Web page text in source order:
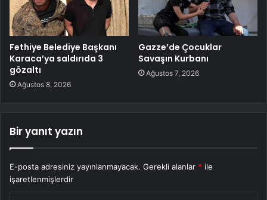
Fethiye Belediye Başkanı
Karaca’ya saldırıda 3
gözaltı
Ağustos 8, 2026
Gazze’de Çocuklar
Savaşın Kurbanı
Ağustos 7, 2026
Bir yanıt yazın
E-posta adresiniz yayınlanmayacak. Gerekli alanlar * ile
işaretlenmişlerdir